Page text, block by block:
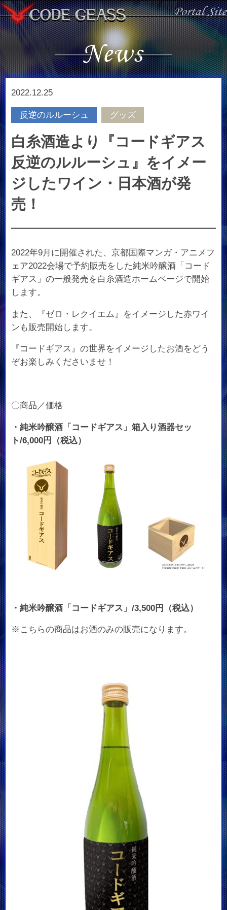
2022.12.25
反逆のルルーシュ グッズ
白糸酒造より『コードギアス
反逆のルルーシュ』をイメー
ジしたワイン・日本酒が発
売！
2022年9月に開催された、京都国際マンガ・アニメフ
ェア2022会場で予約販売をした純米吟醸酒「コード
ギアス」の一般発売を白糸酒造ホームページで開始
します。
また、『ゼロ・レクイエム』をイメージした赤ワイ
ンも販売開始します。
『コードギアス』の世界をイメージしたお酒をどう
ぞお楽しみくださいませ！
〇商品／価格
・純米吟醸酒「コードギアス」箱入り酒器セッ
ト/6,000円（税込）
・純米吟醸酒「コードギアス」/3,500円（税込）
※こちらの商品はお酒のみの販売になります。